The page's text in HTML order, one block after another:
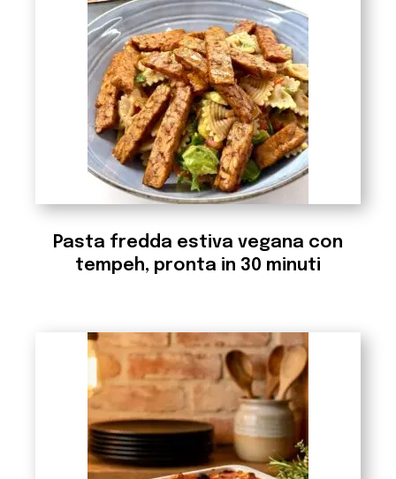
Pasta fredda estiva vegana con
tempeh, pronta in 30 minuti